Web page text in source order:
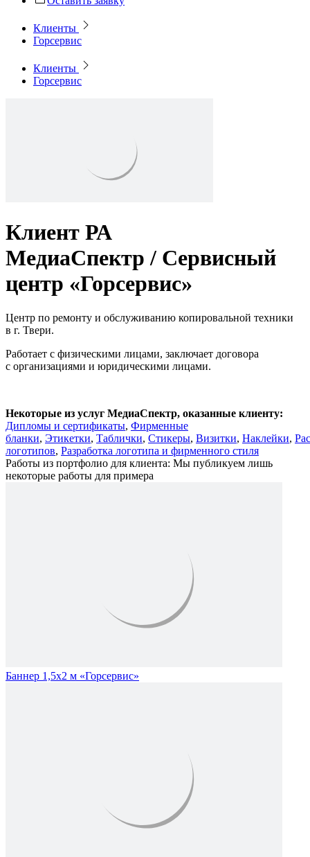
Клиенты
Горсервис
Клиенты
Горсервис
Клиент РА
МедиаСпектр / Сервисный
центр «Горсервис»
Центр по ремонту и обслуживанию копировальной техники
в г. Твери.
Работает с физическими лицами, заключает договора
с организациями и юридическими лицами.
Некоторые из услуг МедиаСпектр, оказанные клиенту:
Дипломы и сертификаты, Фирменные
бланки, Этикетки, Таблички, Стикеры, Визитки, Наклейки,
логотипов, Разработка логотипа и фирменного стиля
Работы из портфолио для клиента: Мы публикуем лишь
некоторые работы для примера
Баннер 1,5х2 м «Горсервис»